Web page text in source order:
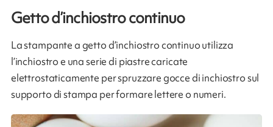
Getto d’inchiostro continuo
La stampante a getto d’inchiostro continuo utilizza
l’inchiostro e una serie di piastre caricate
elettrostaticamente per spruzzare gocce di inchiostro sul
supporto di stampa per formare lettere o numeri.